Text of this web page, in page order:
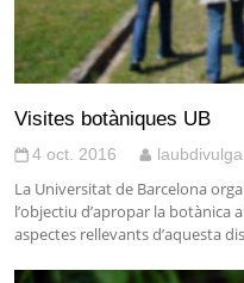
Visites botàniques UB
4 oct. 2016 laubdivulga
La Universitat de Barcelona
l’objectiu d’apropar la botànica
aspectes rellevants d’aquesta